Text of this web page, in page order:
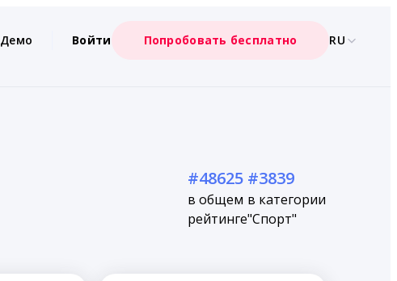
Демо Войти Попробовать бесплатно RU
#48625
в общем
рейтинге
#3839
в категории
"Спорт"